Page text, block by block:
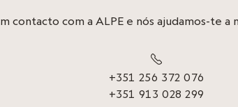
contacto com a ALPE e nós ajudamos-te a

+351 256 372 076
+351 913 028 299